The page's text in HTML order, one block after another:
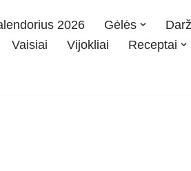
2026 Gėlės
Vaisiai Vijokliai Receptai